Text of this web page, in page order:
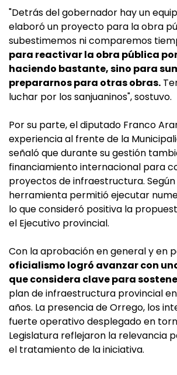
"Detrás del gobernador hay un
elaboró un proyecto para la obra
subestimemos ni comparemos
para reactivar la obra pública
haciendo bastante, sino para
prepararnos para otras obras.
luchar por los sanjuaninos", sostuvo.
Por su parte, el diputado Franco
experiencia al frente de la
señaló que durante su gestión
financiamiento internacional para
proyectos de infraestructura.
herramienta permitió ejecutar
lo que consideró positiva la
el Ejecutivo provincial.
Con la aprobación en general y en
oficialismo logró avanzar con
que considera clave para
plan de infraestructura provincial
años. La presencia de Orrego, los
fuerte operativo desplegado en
Legislatura reflejaron la relevancia
el tratamiento de la iniciativa.